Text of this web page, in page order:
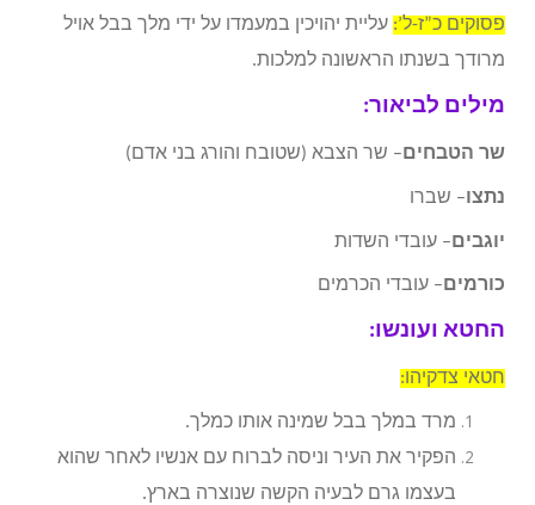
פסוקים כ”ז-ל’: עליית יהויכין במעמדו על ידי מלך בבל אויל
מרודך בשנתו הראשונה למלכות.
מילים לביאור:
שר הטבחים – שר הצבא (שטובח והורג בני אדם)
נתצו – שברו
יוגבים – עובדי השדות
כורמים– עובדי הכרמים
החטא ועונשו:
חטאי צדקיהו:
מרד במלך בבל שמינה אותו כמלך.
הפקיר את העיר וניסה לברוח עם אנשיו לאחר שהוא
בעצמו גרם לבעיה הקשה שנוצרה בארץ.